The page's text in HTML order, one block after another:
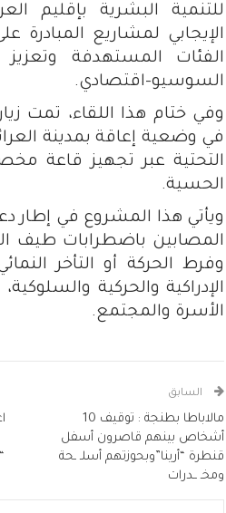
للتنمية البشرية بإقليم
الإيجابي لمشاريع
الفئات المستهدفة
السوسيو-اقتصادي.
وفي ختام هذا اللقاء، تمت
في وضعية إعاقة بمدينة
التحتية عبر تجهيز قاعة
الحسية.
ويأتي هذا المشروع في إطار
المصابين باضطرابات طيف
وفرط الحركة أو التأخر
الإدراكية والحركية
الأسرة والمجتمع.
السابق
مالاباطا بطنجة : توقيف 10
أشخاص بينهم قاصرون أسفل
قنطرة “أرينا”وبحوزتهم أسلـ ـحة
ومخـ ــدرات